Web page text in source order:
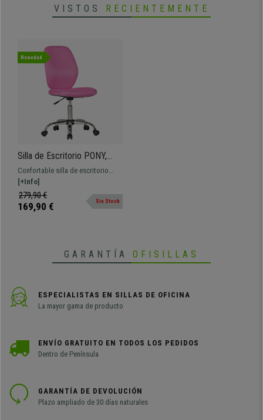
VISTOS RECIENTEMENTE
Novedad
Silla de Escritorio PONY,
Apta de 6 a 15 Años, En
Malla Transpirable, Color
Rosa
Confortable silla de escritorio
para niños y adolescentes.
Tapizada en malla transpirable y
disponible en varios colores.
[+Info]
279,90 €
169,90 € Sin Stock
GARANTÍA OFISILLAS
ESPECIALISTAS EN SILLAS DE OFICINA
La mayor gama de producto
ENVÍO GRATUITO EN TODOS LOS PEDIDOS
Dentro de Península
GARANTÍA DE DEVOLUCIÓN
Plazo ampliado de 30 días naturales